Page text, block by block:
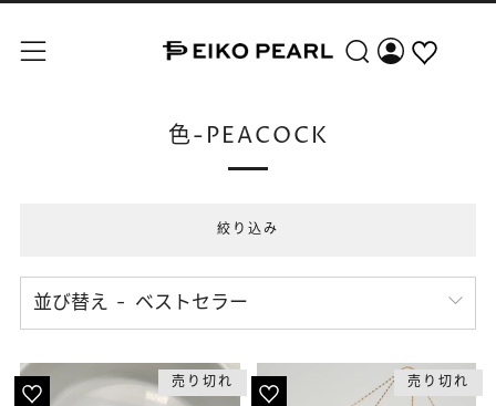
メニュー 検索
色-PEACOCK
絞り込み
並び替え
売り切れ 売り切れ